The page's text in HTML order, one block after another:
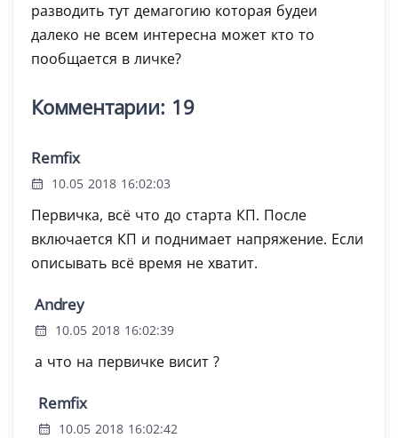
разводить тут демагогию которая будеи
далеко не всем интересна может кто то
пообщается в личке?
Комментарии: 19
Remfix
10.05 2018 16:02:03
Первичка, всё что до старта КП. После
включается КП и поднимает напряжение. Если
описывать всё время не хватит.
Andrey
10.05 2018 16:02:39
а что на первичке висит ?
Remfix
10.05 2018 16:02:42